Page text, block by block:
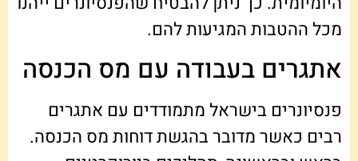
מכל ההטבות המגיעות להם.
אתגרים בעבודה עם מס הכנסה
פנסיונרים בישראל מתמודדים עם אתגרים
רבים כאשר מדובר בהגשת דוחות מס הכנסה.